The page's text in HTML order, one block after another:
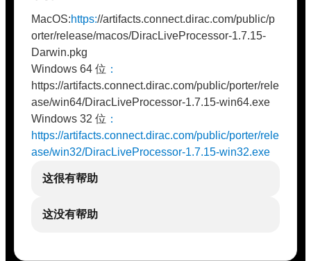
MacOS:https://artifacts.connect.dirac.com/public/p
orter/release/macos/DiracLiveProcessor-1.7.15-
Darwin.pkg
Windows 64 位 ：
https://artifacts.connect.dirac.com/public/porter/rele
ase/win64/DiracLiveProcessor-1.7.15-win64.exe
Windows 32 位 ：
https://artifacts.connect.dirac.com/public/porter/rele
ase/win32/DiracLiveProcessor-1.7.15-win32.exe
这很有帮助
这没有帮助